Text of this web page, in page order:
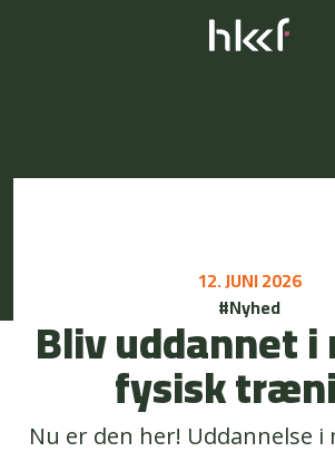
12. JUNI 2026
#Nyhed
Bliv uddannet
fysisk
Nu er den her! Uddannelse